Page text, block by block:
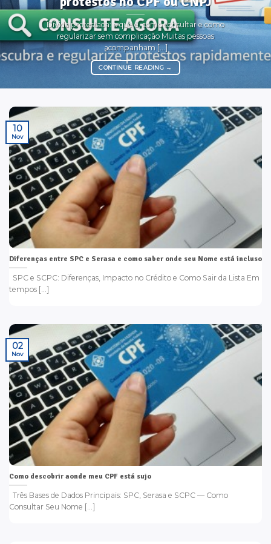
Dívida protestada: o que é, como consultar e como
regularizar sem complicação Muitas pessoas
acompanham [...]
CONTINUE READING →
Diferenças entre SPC e Serasa e como saber onde seu Nome está incluso
SPC e SCPC: Diferenças, Impacto no Crédito e Como Sair da Lista Em
tempos [...]
10
Nov
Como descobrir aonde meu CPF está sujo
Três Bases de Dados Principais: SPC, Serasa e SCPC — Como
Consultar Seu Nome [...]
02
Nov